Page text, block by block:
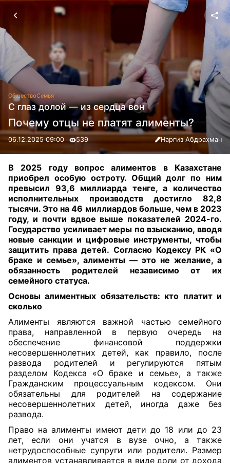
ОбществоСемья
С глаз долой — из сердца вон
Почему отцы не платят алименты?
06.12.2025 09:00 539 Наргиз Абдрахман
В 2025 году вопрос алиментов в Казахстане
приобрел особую остроту. Общий долг по ним
превысил 93,6 миллиарда тенге, а количество
исполнительных производств достигло 82,8
тысячи. Это на 46 миллиардов больше, чем в 2023
году, и почти вдвое выше показателей 2024-го.
Государство усиливает меры по взысканию, вводя
новые санкции и цифровые инструменты, чтобы
защитить права детей. Согласно Кодексу РК «О
браке и семье», алименты — это не желание, а
обязанность родителей независимо от их
семейного статуса.
Основы алиментных обязательств: кто платит и
сколько
Алименты являются важной частью семейного
права, направленной в первую очередь на
обеспечение финансовой поддержки
несовершеннолетних детей, как правило, после
развода родителей и регулируются пятым
разделом Кодекса «О браке и семье», а также
Гражданским процессуальным кодексом. Они
обязательны для родителей на содержание
несовершеннолетних детей, иногда даже без
развода.
Право на алименты имеют дети до 18 или до 23
лет, если они учатся в вузе очно, а также
нетрудоспособные супруги или родители. Размер
алиментов устанавливается в виде доли от дохода